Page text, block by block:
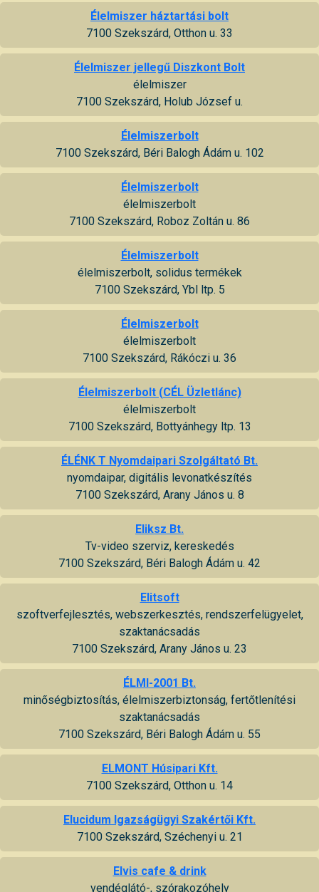
Élelmiszer háztartási bolt
7100 Szekszárd, Otthon u. 33
Élelmiszer jellegű Diszkont Bolt
élelmiszer
7100 Szekszárd, Holub József u.
Élelmiszerbolt
7100 Szekszárd, Béri Balogh Ádám u. 102
Élelmiszerbolt
élelmiszerbolt
7100 Szekszárd, Roboz Zoltán u. 86
Élelmiszerbolt
élelmiszerbolt, solidus termékek
7100 Szekszárd, Ybl ltp. 5
Élelmiszerbolt
élelmiszerbolt
7100 Szekszárd, Rákóczi u. 36
Élelmiszerbolt (CÉL Üzletlánc)
élelmiszerbolt
7100 Szekszárd, Bottyánhegy ltp. 13
ÉLÉNK T Nyomdaipari Szolgáltató Bt.
nyomdaipar, digitális levonatkészítés
7100 Szekszárd, Arany János u. 8
Eliksz Bt.
Tv-video szerviz, kereskedés
7100 Szekszárd, Béri Balogh Ádám u. 42
Elitsoft
szoftverfejlesztés, webszerkesztés, rendszerfelügyelet,
szaktanácsadás
7100 Szekszárd, Arany János u. 23
ÉLMI-2001 Bt.
minőségbiztosítás, élelmiszerbiztonság, fertőtlenítési
szaktanácsadás
7100 Szekszárd, Béri Balogh Ádám u. 55
ELMONT Húsipari Kft.
7100 Szekszárd, Otthon u. 14
Elucidum Igazságügyi Szakértői Kft.
7100 Szekszárd, Széchenyi u. 21
Elvis cafe & drink
vendéglátó-, szórakozóhely